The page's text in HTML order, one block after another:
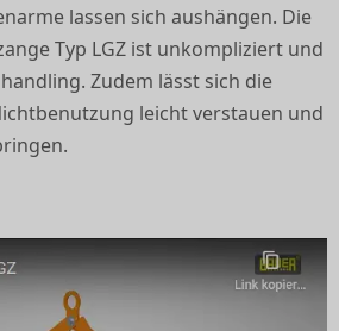
lassen sich aushängen. Die
Typ LGZ ist unkompliziert und
Zudem lässt sich die
leicht verstauen und